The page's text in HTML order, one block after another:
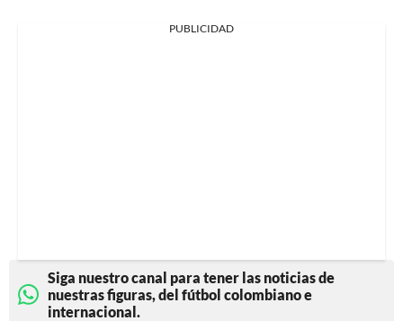
PUBLICIDAD
Siga nuestro canal para tener las noticias de
nuestras figuras, del fútbol colombiano e
internacional.